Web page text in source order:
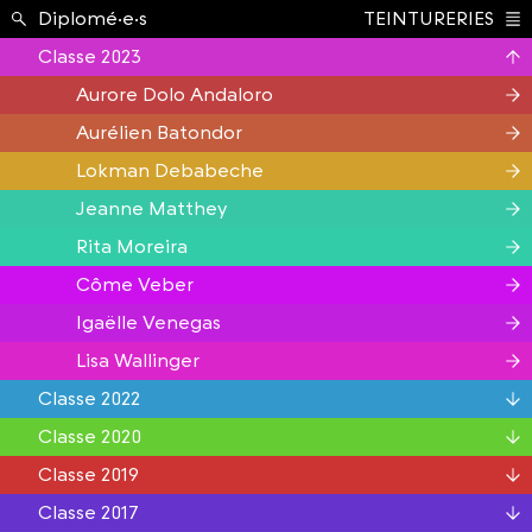
Étudiant.e.s ›
Diplomé·e·s
TEINTURERIES
Classe 2023
Aurore Dolo Andaloro
Aurélien Batondor
Lokman Debabeche
Jeanne Matthey
Rita Moreira
Côme Veber
Igaëlle Venegas
Lisa Wallinger
Classe 2022
Philippe Annoni
Julien Blasutto
Aline Bonvin
Classe 2020
Stéphanie Barbetta
Benjamin Bender
Classe 2019
Christophe Burgess
Classe 2017